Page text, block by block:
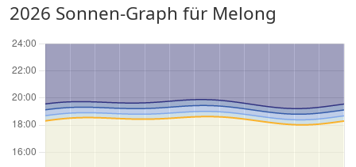
2026 Sonnen-Graph für Melong